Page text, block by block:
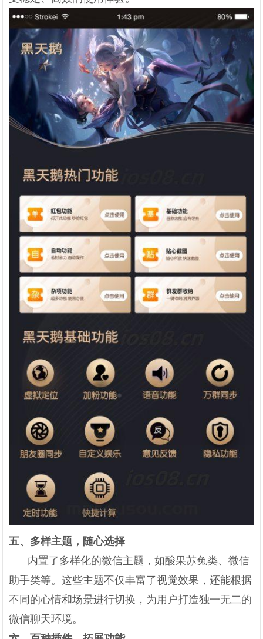
五、多样主题，随心选择
内置了多样化的微信主题，如酸果苏兔类、微信
助手类等。这些主题不仅丰富了视觉效果，还能根据
不同的心情和场景进行切换，为用户打造独一无二的
微信聊天环境。